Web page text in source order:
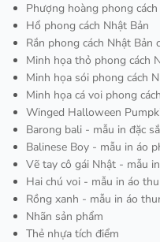
Phượng hoàng phong
Hổ phong cách Nhật Bản
Rắn phong cách Nhật Bản
Minh họa thỏ phong cách
Minh họa sói phong cách
Minh họa cá voi phong
Winged Halloween
Barong bali - mẫu in đặc
Balinese Boy - mẫu in áo
Vẽ tay cô gái Nhật - mẫu
Hai chú voi - mẫu in áo
Rồng xanh - mẫu in áo
Nhãn sản phẩm
Thẻ nhựa tích điểm